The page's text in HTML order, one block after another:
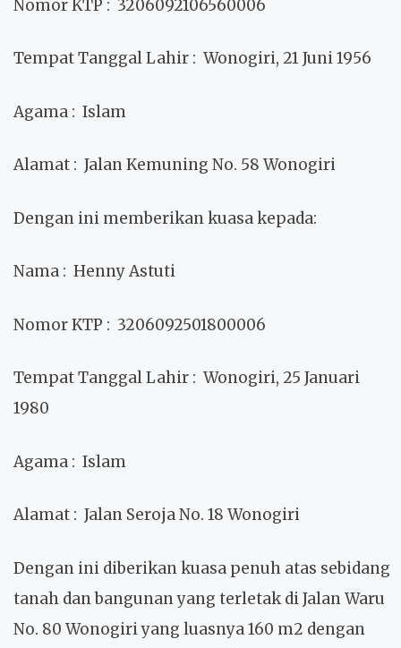
Nomor KTP : 3206092106560006
Tempat Tanggal Lahir : Wonogiri, 21 Juni 1956
Agama : Islam
Alamat : Jalan Kemuning No. 58 Wonogiri
Dengan ini memberikan kuasa kepada:
Nama : Henny Astuti
Nomor KTP : 3206092501800006
Tempat Tanggal Lahir : Wonogiri, 25 Januari
1980
Agama : Islam
Alamat : Jalan Seroja No. 18 Wonogiri
Dengan ini diberikan kuasa penuh atas sebidang
tanah dan bangunan yang terletak di Jalan Waru
No. 80 Wonogiri yang luasnya 160 m2 dengan